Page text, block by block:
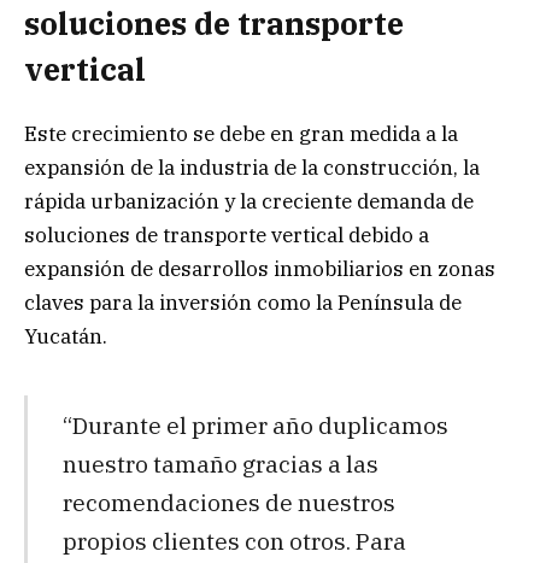
soluciones de transporte
vertical
Este crecimiento se debe en gran medida a la
expansión de la industria de la construcción, la
rápida urbanización y la creciente demanda de
soluciones de transporte vertical debido a
expansión de desarrollos inmobiliarios en zonas
claves para la inversión como la Península de
Yucatán.
“Durante el primer año duplicamos
nuestro tamaño gracias a las
recomendaciones de nuestros
propios clientes con otros. Para